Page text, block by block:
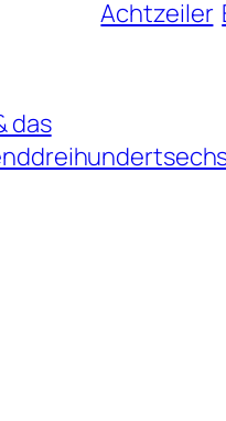
Achtzeiler
das